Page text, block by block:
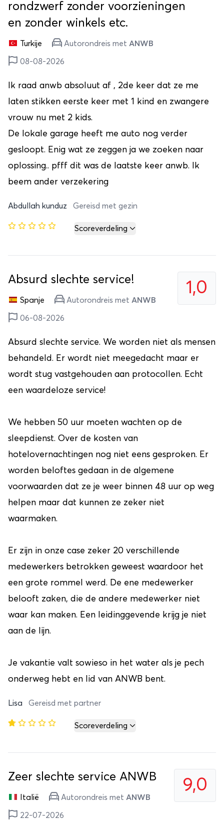
rondzwerf zonder voorzieningen
en zonder winkels etc.
Turkije Autorondreis met ANWB
08-08-2026
Ik raad anwb absoluut af , 2de keer dat ze me
laten stikken eerste keer met 1 kind en zwangere
vrouw nu met 2 kids.
De lokale garage heeft me auto nog verder
gesloopt. Enig wat ze zeggen ja we zoeken naar
oplossing.. pfff dit was de laatste keer anwb. Ik
beem ander verzekering
Abdullah kunduz Gereisd met gezin
Scoreverdeling
1,0
Absurd slechte service!
Spanje Autorondreis met ANWB
06-08-2026
Absurd slechte service. We worden niet als mensen
behandeld. Er wordt niet meegedacht maar er
wordt stug vastgehouden aan protocollen. Echt
een waardeloze service!
We hebben 50 uur moeten wachten op de
sleepdienst. Over de kosten van
hotelovernachtingen nog niet eens gesproken. Er
worden beloftes gedaan in de algemene
voorwaarden dat ze je weer binnen 48 uur op weg
helpen maar dat kunnen ze zeker niet
waarmaken.
Er zijn in onze case zeker 20 verschillende
medewerkers betrokken geweest waardoor het
een grote rommel werd. De ene medewerker
belooft zaken, die de andere medewerker niet
waar kan maken. Een leidinggevende krijg je niet
aan de lijn.
Je vakantie valt sowieso in het water als je pech
onderweg hebt en lid van ANWB bent.
Lisa Gereisd met partner
Scoreverdeling
9,0
Zeer slechte service ANWB
Italië Autorondreis met ANWB
22-07-2026